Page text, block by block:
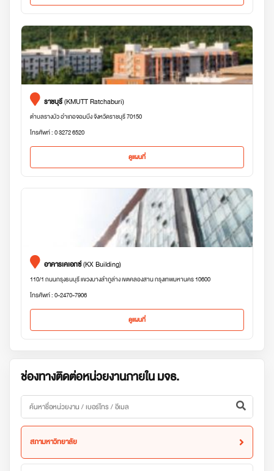
ราชบุรี(KMUTT Ratchaburi)
ตำบลรางบัว อำเภอจอมบึง จังหวัดราชบุรี 70150
โทรศัพท์ : 0 3272 6520
ดูแผนที่
อาคารเคเอกซ์(KX Building)
110/1 ถนนกรุงธนบุรี แขวงบางลำภูล่าง เขตคลองสาน กรุงเทพมหานคร 10600
โทรศัพท์ : 0-2470-7906
ดูแผนที่
ช่องทางติดต่อหน่วยงานภายใน มจธ.
สภามหาวิทยาลัย